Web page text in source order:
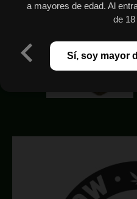
a mayores de edad. Al
de
Sí, soy mayor